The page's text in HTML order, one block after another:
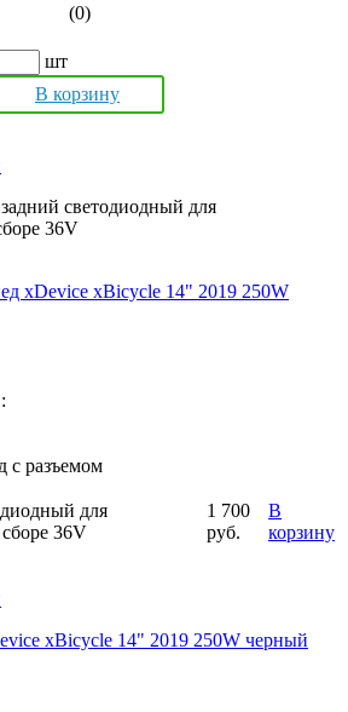
(0)
шт
В корзину
светодиодный для
36V
xDevice xBicycle 14" 2019 250W
с разъемом
для
36V
1 700
руб.
В
корзину
xBicycle 14" 2019 250W черный